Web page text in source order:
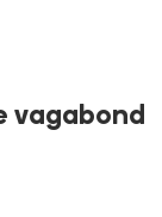
vagabond